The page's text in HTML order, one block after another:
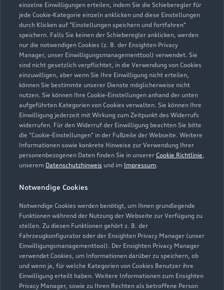
einzelne Einwilligungen erteilen, indem Sie die Schieberegler für
jede Cookie-Kategorie einzeln anklicken und diese Einstellungen
durch Klicken auf "Einstellungen speichern und fortfahren"
speichern. Falls Sie keinen der Schieberegler anklicken, werden
nur die notwendigen Cookies (z. B. der Ensighten Privacy
Manager, unser Einwilligungsmanagementtool) verwendet. Sie
sind nicht gesetzlich verpflichtet, in die Verwendung von Cookies
einzuwilligen, aber wenn Sie Ihre Einwilligung nicht erteilen,
können Sie bestimmte unserer Dienste möglicherweise nicht
nutzen. Sie können Ihre Cookie-Einstellungen anhand der unten
aufgeführten Kategorien von Cookies verwalten. Sie können Ihre
Einwilligung jederzeit mit Wirkung zum Zeitpunkt des Widerrufs
widerrufen. Für den Widerruf der Einwilligung beachten Sie bitte
die "Cookie-Einstellungen" in der Fußzeile der Webseite. Weitere
Informationen sowie konkrete Hinweise zur Verwendung Ihrer
personenbezogenen Daten finden Sie in unserer Cookie Richtlinie,
unserem Datenschutzhinweis und im Impressum.
Notwendige Cookies
Notwendige Cookies werden benötigt, um Ihnen grundlegende
Funktionen während der Nutzung der Webseite zur Verfügung zu
stellen. Zu diesen Funktionen gehört z. B. der
Fahrzeugkonfigurator oder der Ensighten Privacy Manager (unser
Einwilligungsmanagementtool). Der Ensighten Privacy Manager
verwendet Cookies, um Informationen darüber zu speichern, ob
und wenn ja, für welche Kategorien von Cookies Benutzer ihre
Einwilligung erteilt haben. Weitere Informationen zum Ensighten
Privacy Manager, sowie zu Ihren Rechten als betroffene Person
Zur Reparatur
Zur Inspektion
Zurück nach oben
Modelle